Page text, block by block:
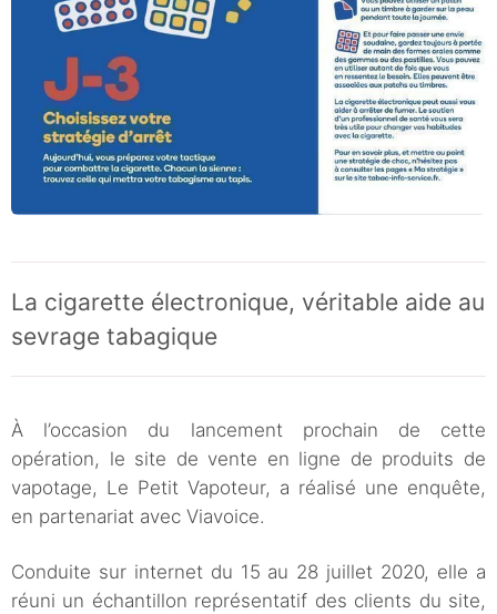
La cigarette électronique, véritable aide au
sevrage tabagique
À l’occasion du lancement prochain de cette
opération, le site de vente en ligne de produits de
vapotage, Le Petit Vapoteur, a réalisé une enquête,
en partenariat avec Viavoice.
Conduite sur internet du 15 au 28 juillet 2020, elle a
réuni un échantillon représentatif des clients du site,